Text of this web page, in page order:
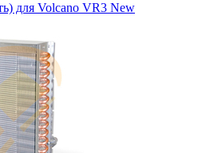
для Volcano VR3 New